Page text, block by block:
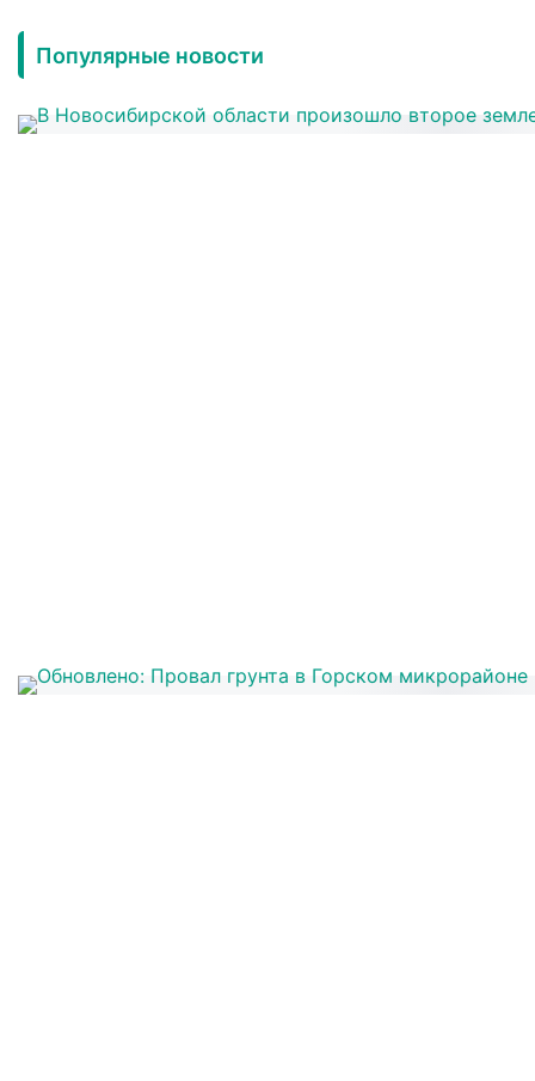
Популярные новости